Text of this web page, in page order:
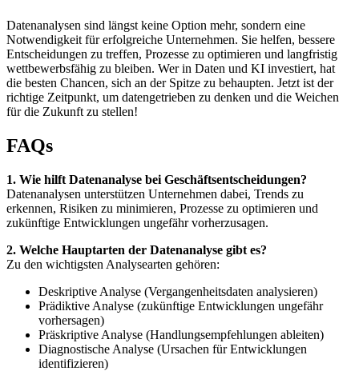
Datenanalysen sind längst keine Option mehr, sondern eine
Notwendigkeit für erfolgreiche Unternehmen. Sie helfen, bessere
Entscheidungen zu treffen, Prozesse zu optimieren und langfristig
wettbewerbsfähig zu bleiben. Wer in Daten und KI investiert, hat
die besten Chancen, sich an der Spitze zu behaupten. Jetzt ist der
richtige Zeitpunkt, um datengetrieben zu denken und die Weichen
für die Zukunft zu stellen!
FAQs
1. Wie hilft Datenanalyse bei Geschäftsentscheidungen?
Datenanalysen unterstützen Unternehmen dabei, Trends zu
erkennen, Risiken zu minimieren, Prozesse zu optimieren und
zukünftige Entwicklungen ungefähr vorherzusagen.
2. Welche Hauptarten der Datenanalyse gibt es?
Zu den wichtigsten Analysearten gehören:
Deskriptive Analyse (Vergangenheitsdaten analysieren)
Prädiktive Analyse (zukünftige Entwicklungen ungefähr
vorhersagen)
Präskriptive Analyse (Handlungsempfehlungen ableiten)
Diagnostische Analyse (Ursachen für Entwicklungen
identifizieren)